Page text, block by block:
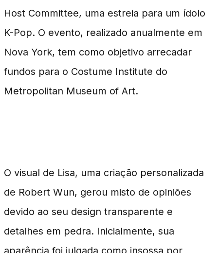
Host Committee, uma estreia para um ídolo
K-Pop. O evento, realizado anualmente em
Nova York, tem como objetivo arrecadar
fundos para o Costume Institute do
Metropolitan Museum of Art.
O visual de Lisa, uma criação personalizada
de Robert Wun, gerou misto de opiniões
devido ao seu design transparente e
detalhes em pedra. Inicialmente, sua
aparência foi julgada como insossa por